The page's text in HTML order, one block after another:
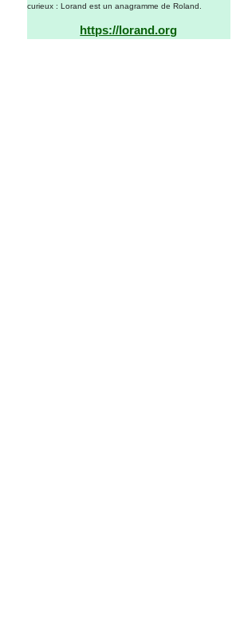
curieux : Lorand est un anagramme de Roland.
https://lorand.org